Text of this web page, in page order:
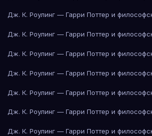
Дж. К. Роулинг — Гарри Поттер и
Дж. К. Роулинг — Гарри Поттер и
Дж. К. Роулинг — Гарри Поттер и
Дж. К. Роулинг — Гарри Поттер и
Дж. К. Роулинг — Гарри Поттер и
Дж. К. Роулинг — Гарри Поттер и
Дж. К. Роулинг — Гарри Поттер и